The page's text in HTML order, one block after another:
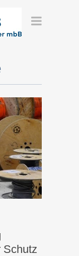
Schutz